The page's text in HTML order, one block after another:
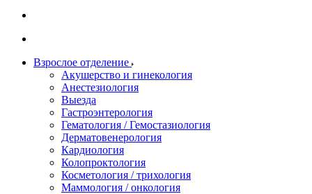
Взрослое отделение
Акушерство и гинекология
Анестезиология
Выезда
Гастроэнтерология
Гематология / Гемостазиология
Дерматовенерология
Кардиология
Колопроктология
Косметология / трихология
Маммология / онкология